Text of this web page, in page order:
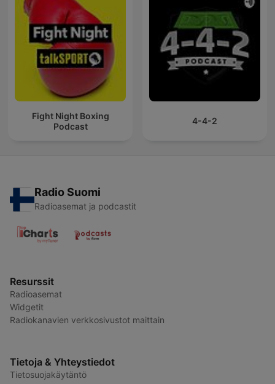
Fight Night Boxing
Podcast
4-4-2
Radio Suomi
Radioasemat ja podcastit
Resurssit
Radioasemat
Widgetit
Radiokanavien verkkosivustot maittain
Tietoja & Yhteystiedot
Tietosuojakäytäntö